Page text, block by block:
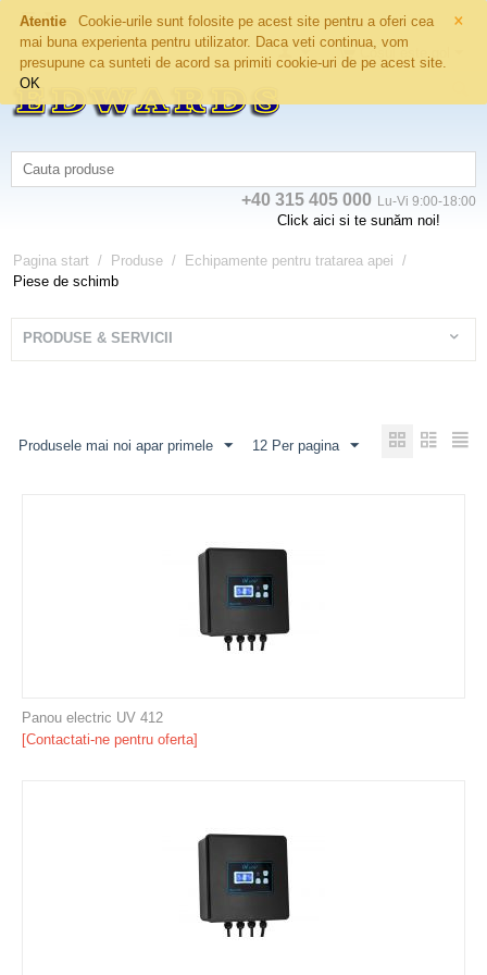
×
Atentie
Cookie-urile sunt folosite pe acest site pentru a oferi cea
mai buna experienta pentru utilizator. Daca veti continua, vom
presupune ca sunteti de acord sa primiti cookie-uri de pe acest site.
OK
Coșul este gol
+40 315 405 000 Lu-Vi 9:00-18:00
Click aici si te sunăm noi!
Pagina start / Produse / Echipamente pentru tratarea apei /
Piese de schimb
PRODUSE & SERVICII
Produsele mai noi apar primele 12 Per pagina
Panou electric UV 412
[Contactati-ne pentru oferta]